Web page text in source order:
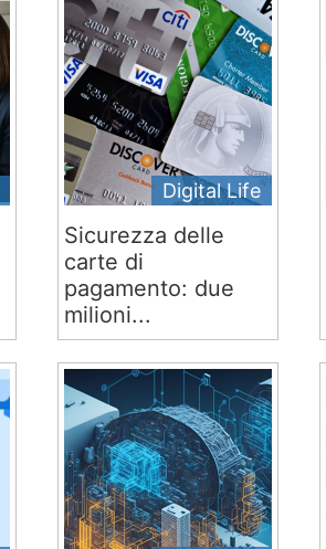
Digital Life
Sicurezza delle
carte di
pagamento: due
milioni...